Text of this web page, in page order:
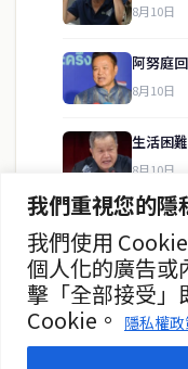
我們重視您的隱
我們使用
個人化的廣告或
擊「全部接受」
Cookie。
隱私權
8月10日
阿努庭
8月10日
生活困
8月10日
阿努庭
8月10日
突發 暖
8月10日
聯絡資訊
歡迎來信洽詢合作事宜
或提供新聞線索